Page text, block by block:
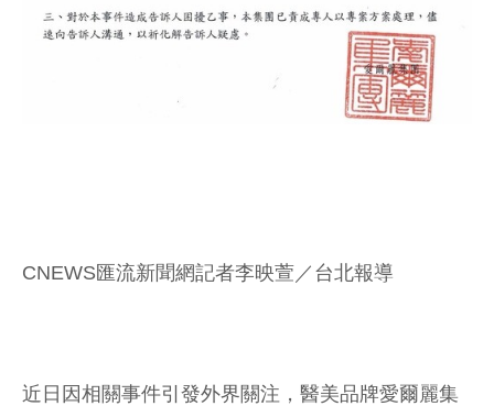
CNEWS匯流新聞網記者李映萱／台北報導
近日因相關事件引發外界關注，醫美品牌愛爾麗集